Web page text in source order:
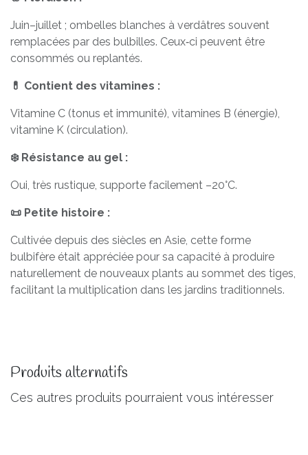
Juin–juillet ; ombelles blanches à verdâtres souvent
remplacées par des bulbilles. Ceux‑ci peuvent être
consommés ou replantés.
💊 Contient des vitamines :
Vitamine C (tonus et immunité), vitamines B (énergie),
vitamine K (circulation).
❄️ Résistance au gel :
Oui, très rustique, supporte facilement –20°C.
📜 Petite histoire :
Cultivée depuis des siècles en Asie, cette forme
bulbifère était appréciée pour sa capacité à produire
naturellement de nouveaux plants au sommet des tiges,
facilitant la multiplication dans les jardins traditionnels.
Produits alternatifs
Ces autres produits pourraient vous intéresser